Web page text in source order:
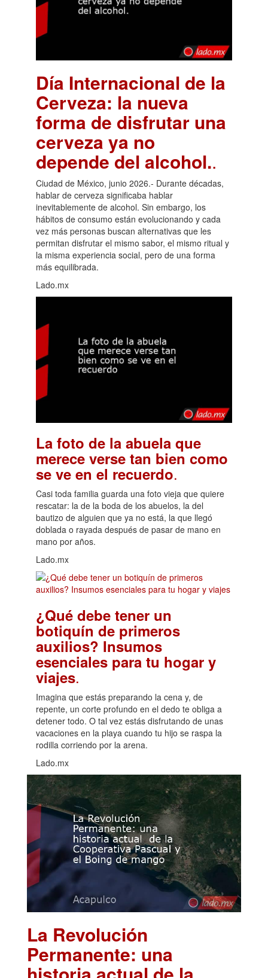
Día Internacional de la
Cerveza: la nueva
forma de disfrutar una
cerveza ya no
depende del alcohol..
Ciudad de México, junio 2026.- Durante décadas,
hablar de cerveza significaba hablar
inevitablemente de alcohol. Sin embargo, los
hábitos de consumo están evolucionando y cada
vez más personas buscan alternativas que les
permitan disfrutar el mismo sabor, el mismo ritual y
la misma experiencia social, pero de una forma
más equilibrada.
Lado.mx
La foto de la abuela que
merece verse tan bien como
se ve en el recuerdo.
Casi toda familia guarda una foto vieja que quiere
rescatar: la de la boda de los abuelos, la del
bautizo de alguien que ya no está, la que llegó
doblada o rayada después de pasar de mano en
mano por años.
Lado.mx
¿Qué debe tener un
botiquín de primeros
auxilios? Insumos
esenciales para tu hogar y
viajes.
Imagina que estás preparando la cena y, de
repente, un corte profundo en el dedo te obliga a
detener todo. O tal vez estás disfrutando de unas
vacaciones en la playa cuando tu hijo se raspa la
rodilla corriendo por la arena.
Lado.mx
La Revolución
Permanente: una